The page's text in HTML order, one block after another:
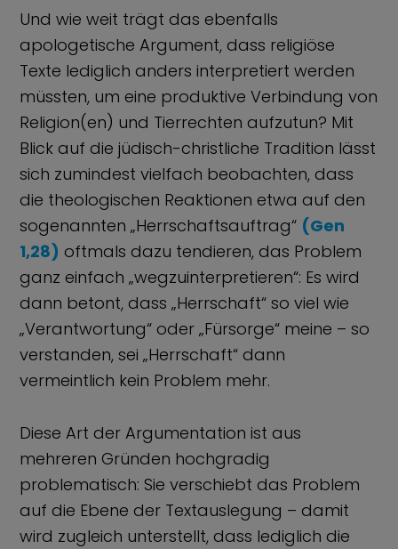
Und wie weit trägt das ebenfalls
apologetische Argument, dass religiöse
Texte lediglich anders interpretiert werden
müssten, um eine produktive Verbindung von
Religion(en) und Tierrechten aufzutun? Mit
Blick auf die jüdisch-christliche Tradition lässt
sich zumindest vielfach beobachten, dass
die theologischen Reaktionen etwa auf den
sogenannten „Herrschaftsauftrag“ (Gen
1,28) oftmals dazu tendieren, das Problem
ganz einfach „wegzuinterpretieren“: Es wird
dann betont, dass „Herrschaft“ so viel wie
„Verantwortung“ oder „Fürsorge“ meine – so
verstanden, sei „Herrschaft“ dann
vermeintlich kein Problem mehr.
Diese Art der Argumentation ist aus
mehreren Gründen hochgradig
problematisch: Sie verschiebt das Problem
auf die Ebene der Textauslegung – damit
wird zugleich unterstellt, dass lediglich die